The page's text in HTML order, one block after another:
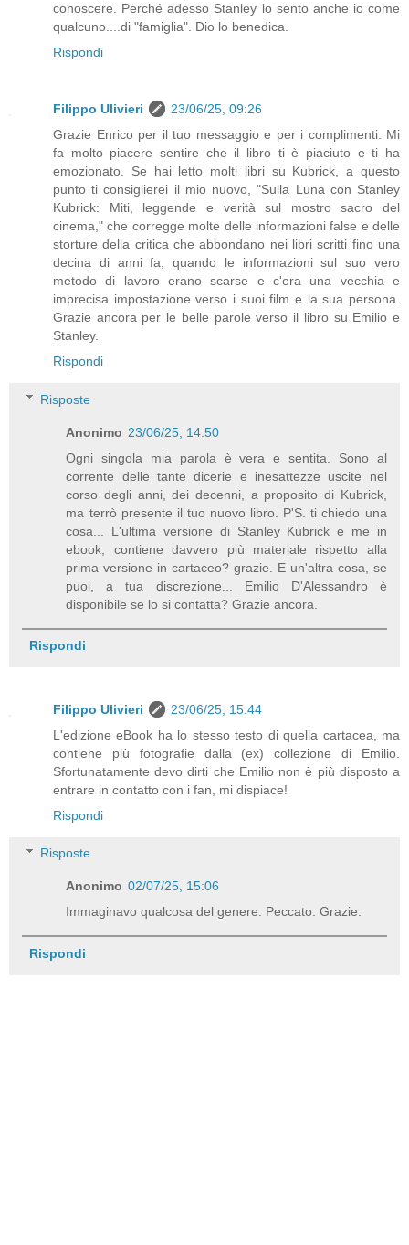
conoscere. Perché adesso Stanley lo sento anche io come
qualcuno....di "famiglia". Dio lo benedica.
Rispondi
Filippo Ulivieri
23/06/25, 09:26
Grazie Enrico per il tuo messaggio e per i complimenti. Mi
fa molto piacere sentire che il libro ti è piaciuto e ti ha
emozionato. Se hai letto molti libri su Kubrick, a questo
punto ti consiglierei il mio nuovo, "Sulla Luna con Stanley
Kubrick: Miti, leggende e verità sul mostro sacro del
cinema," che corregge molte delle informazioni false e delle
storture della critica che abbondano nei libri scritti fino una
decina di anni fa, quando le informazioni sul suo vero
metodo di lavoro erano scarse e c'era una vecchia e
imprecisa impostazione verso i suoi film e la sua persona.
Grazie ancora per le belle parole verso il libro su Emilio e
Stanley.
Rispondi
Risposte
Anonimo 23/06/25, 14:50
Ogni singola mia parola è vera e sentita. Sono al
corrente delle tante dicerie e inesattezze uscite nel
corso degli anni, dei decenni, a proposito di Kubrick,
ma terrò presente il tuo nuovo libro. P'S. ti chiedo una
cosa... L'ultima versione di Stanley Kubrick e me in
ebook, contiene davvero più materiale rispetto alla
prima versione in cartaceo? grazie. E un'altra cosa, se
puoi, a tua discrezione... Emilio D'Alessandro è
disponibile se lo si contatta? Grazie ancora.
Rispondi
Filippo Ulivieri
23/06/25, 15:44
L'edizione eBook ha lo stesso testo di quella cartacea, ma
contiene più fotografie dalla (ex) collezione di Emilio.
Sfortunatamente devo dirti che Emilio non è più disposto a
entrare in contatto con i fan, mi dispiace!
Rispondi
Risposte
Anonimo 02/07/25, 15:06
Immaginavo qualcosa del genere. Peccato. Grazie.
Rispondi